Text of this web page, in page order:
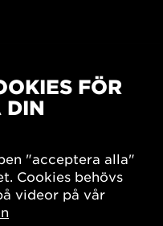
FÖR
DIN
"acceptera alla"
Cookies behövs
videor på vår